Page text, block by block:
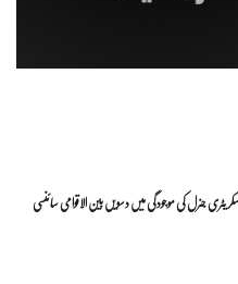
جنرل کی موجودگی میں دسویں بین الاقوامی سائنسی